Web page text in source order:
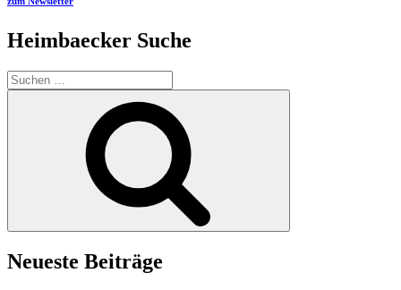
Heimbaecker Suche
Suchen
nach:
Neueste Beiträge